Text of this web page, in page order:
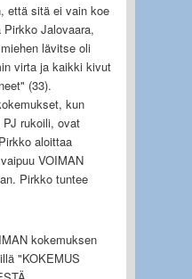
että sitä ei vain koe
Jalovaara,
lävitse oli
virta ja kaikki kivut
(33).
kun
rukoili, ovat
aloittaa
VOIMAN
Pirkko tuntee
kokemuksen
"KOKEMUS